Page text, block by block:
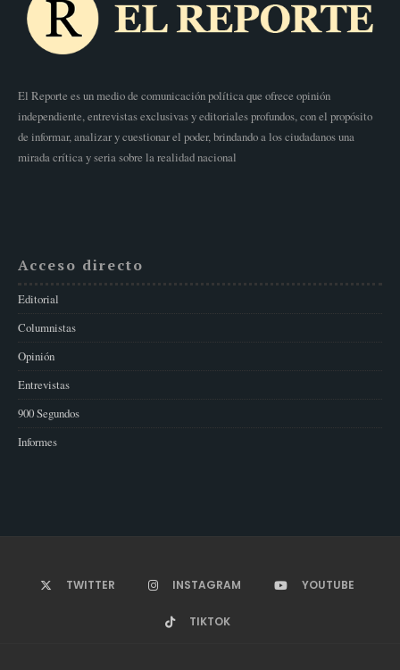
El Reporte es un medio de comunicación política que ofrece opinión
independiente, entrevistas exclusivas y editoriales profundos, con el propósito
de informar, analizar y cuestionar el poder, brindando a los ciudadanos una
mirada crítica y seria sobre la realidad nacional
Acceso directo
Editorial
Columnistas
Opinión
Entrevistas
900 Segundos
Informes
TWITTER INSTAGRAM YOUTUBE
TIKTOK